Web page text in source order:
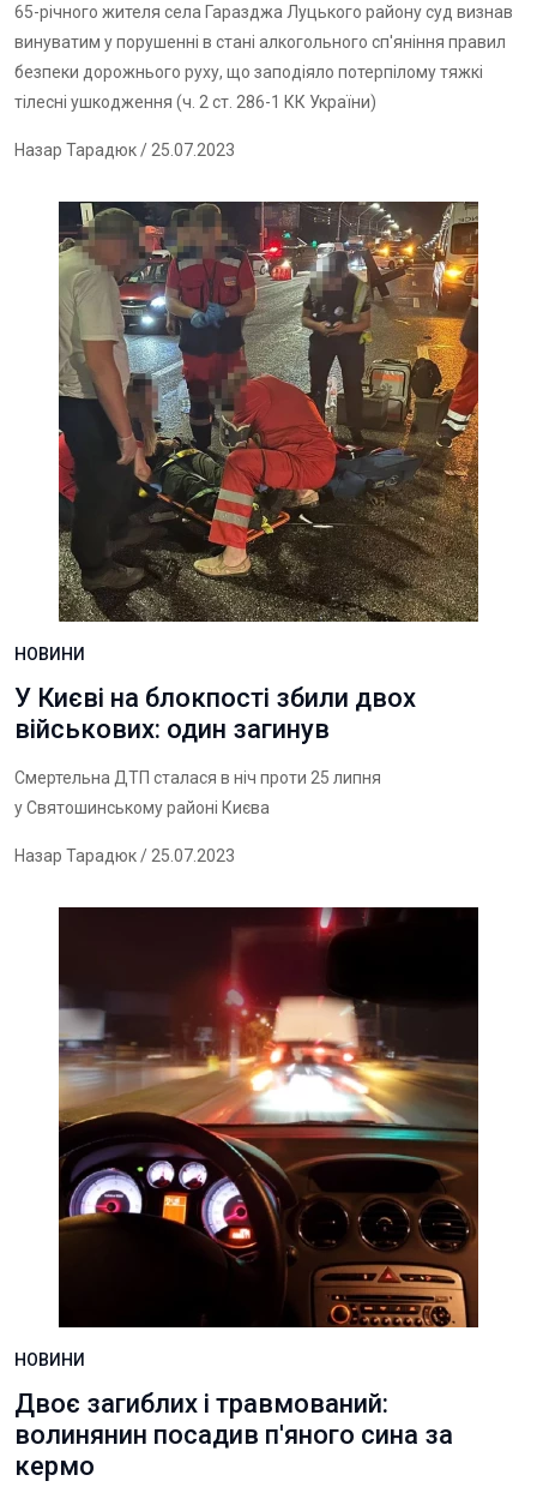
65-річного жителя села Гаразджа Луцького району суд визнав
винуватим у порушенні в стані алкогольного сп'яніння правил
безпеки дорожнього руху, що заподіяло потерпілому тяжкі
тілесні ушкодження (ч. 2 ст. 286-1 КК України)
Назар Тарадюк/ 25.07.2023
НОВИНИ
У Києві на блокпості збили двох
військових: один загинув
Смертельна ДТП сталася в ніч проти 25 липня
у Святошинському районі Києва
Назар Тарадюк/ 25.07.2023
НОВИНИ
Двоє загиблих і травмований:
волинянин посадив п'яного сина за
кермо